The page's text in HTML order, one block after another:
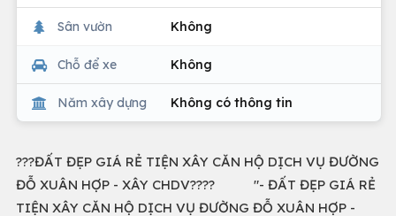
Sân vườn Không
Chỗ để xe Không
Năm xây dựng Không có thông tin
???ĐẤT ĐẸP GIÁ RẺ TIỆN XÂY CĂN HỘ DỊCH VỤ ĐƯỜNG
ĐỖ XUÂN HỢP - XÂY CHDV???? "- ĐẤT ĐẸP GIÁ RẺ
TIỆN XÂY CĂN HỘ DỊCH VỤ ĐƯỜNG ĐỖ XUÂN HỢP -